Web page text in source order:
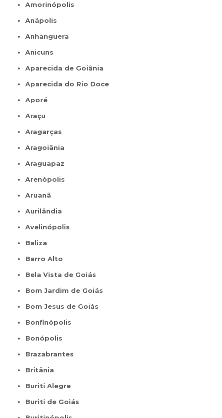
Amorinópolis
Anápolis
Anhanguera
Anicuns
Aparecida de Goiânia
Aparecida do Rio Doce
Aporé
Araçu
Aragarças
Aragoiânia
Araguapaz
Arenópolis
Aruanã
Aurilândia
Avelinópolis
Baliza
Barro Alto
Bela Vista de Goiás
Bom Jardim de Goiás
Bom Jesus de Goiás
Bonfinópolis
Bonópolis
Brazabrantes
Britânia
Buriti Alegre
Buriti de Goiás